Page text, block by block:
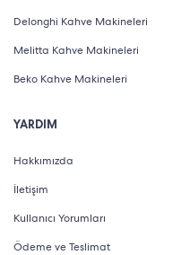
Delonghi Kahve Makineleri
Melitta Kahve Makineleri
Beko Kahve Makineleri
YARDIM
Hakkımızda
İletişim
Kullanıcı Yorumları
Ödeme ve Teslimat